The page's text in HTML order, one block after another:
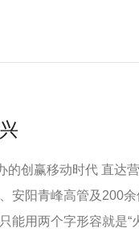
的创赢移动时代 直达
安阳青峰高管及200
能用两个字形容就是“